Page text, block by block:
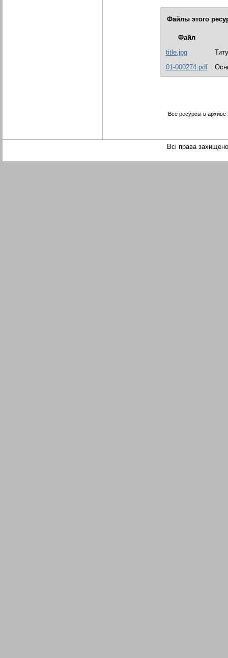
Файлы этого
Файл
title.jpg
01-000274.pdf
Все ресурсы в
Всі права